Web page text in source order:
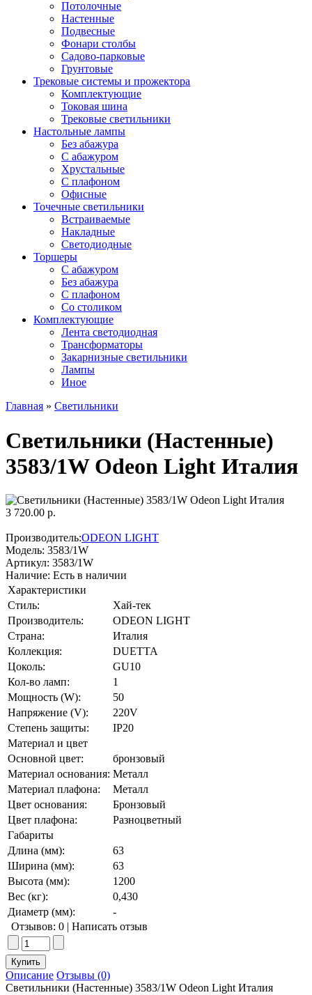
Потолочные
Настенные
Подвесные
Фонари столбы
Садово-парковые
Грунтовые
Трековые системы и прожектора
Комплектующие
Токовая шина
Трековые светильники
Настольные лампы
Без абажура
С абажуром
Хрустальные
С плафоном
Офисные
Точечные светильники
Встраиваемые
Накладные
Светодиодные
Торшеры
С абажуром
Без абажура
С плафоном
Со столиком
Комплектующие
Лента светодиодная
Трансформаторы
Закарнизные светильники
Лампы
Иное
Главная » Светильники
Светильники (Настенные)
3583/1W Odeon Light Италия
3 720.00 р.
Производитель:ODEON LIGHT
Модель: 3583/1W
Артикул: 3583/1W
Наличие: Есть в наличии
Характеристики
Стиль:
Хай-тек
Производитель:
ODEON LIGHT
Страна:
Италия
Коллекция:
DUETTA
Цоколь:
GU10
Кол-во ламп:
1
Мощность (W):
50
Напряжение (V):
220V
Степень защиты:
IP20
Материал и цвет
Основной цвет:
бронзовый
Материал основания: Металл
Материал плафона:
Металл
Цвет основания:
Бронзовый
Цвет плафона:
Разноцветный
Габариты
Длина (мм):
63
Ширина (мм):
63
Высота (мм):
1200
Вес (кг):
0,430
Диаметр (мм):
-
Отзывов: 0 | Написать отзыв
Описание Отзывы (0)
Светильники (Настенные) 3583/1W Odeon Light Италия